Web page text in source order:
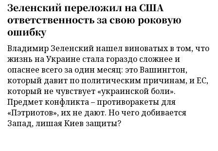
Зеленский переложил на США
ответственность за свою роковую
ошибку
Владимир Зеленский нашел виноватых в том, что
жизнь на Украине стала гораздо сложнее и
опаснее всего за один месяц: это Вашингтон,
который давит по политическим причинам, и ЕС,
который не чувствует «украинской боли».
Предмет конфликта – противоракеты для
«Пэтриотов», их не дают. Но чего добивается
Запад, лишая Киев защиты?